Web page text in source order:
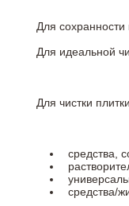
Для
Для идеальной
Для чистки
средства,
средства/